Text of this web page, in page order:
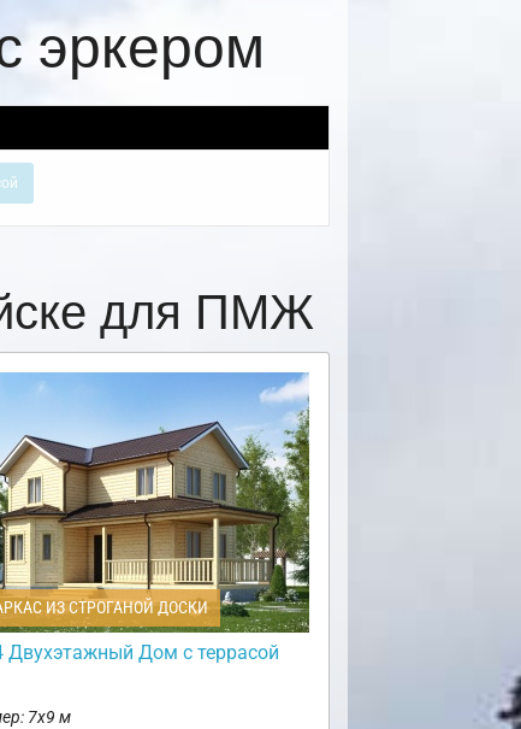
эркером
для ПМЖ
ИЗ СТРОГАНОЙ ДОСКИ
Дом с террасой
7х9 м